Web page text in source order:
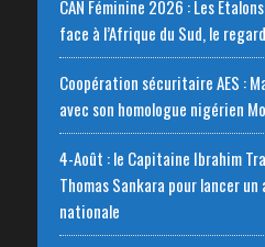
CAN Féminine 2026 : Les
face à l’Afrique du Sud, le
Coopération sécuritaire AES :
avec son homologue nigérien
4-Août : le Capitaine Ibrahim
Thomas Sankara pour lancer
nationale